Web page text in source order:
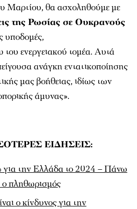
Μαρτίου, θα ασχοληθούμε με
της Ρωσίας σε Ουκρανούς
υποδομές,
ενεργειακού τομέα. Αυτά
ανάγκη εντατικοποίησης
μας βοήθειας, ιδίως των
άμυνας».
ΕΙΔΗΣΕΙΣ:
την Ελλάδα το 2024 – Πάνω
πληθωρισμός
ο κίνδυνος για την